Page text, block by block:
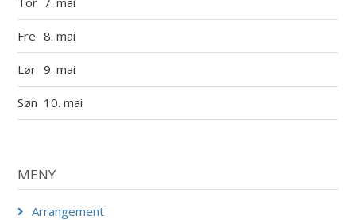
Fre 8. mai
Lør 9. mai
Søn 10. mai
MENY
Arrangement